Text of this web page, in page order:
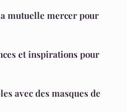
mutuelle mercer pour
et inspirations pour
avec des masques de